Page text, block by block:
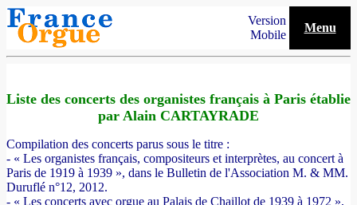
Version
Mobile
Menu
Liste des concerts des organistes français à Paris établie
par Alain CARTAYRADE
Compilation des concerts parus sous le titre :
- « Les organistes français, compositeurs et interprètes, au concert à
Paris de 1919 à 1939 », dans le Bulletin de l'Association M. & MM.
Duruflé n°12, 2012.
- « Les concerts avec orgue au Palais de Chaillot de 1939 à 1972 »,